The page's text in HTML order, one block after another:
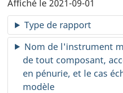
Affiché le 2021-09-01
Type de rapport
Nom de l'instrument
de tout composant,
en pénurie, et le cas
modèle